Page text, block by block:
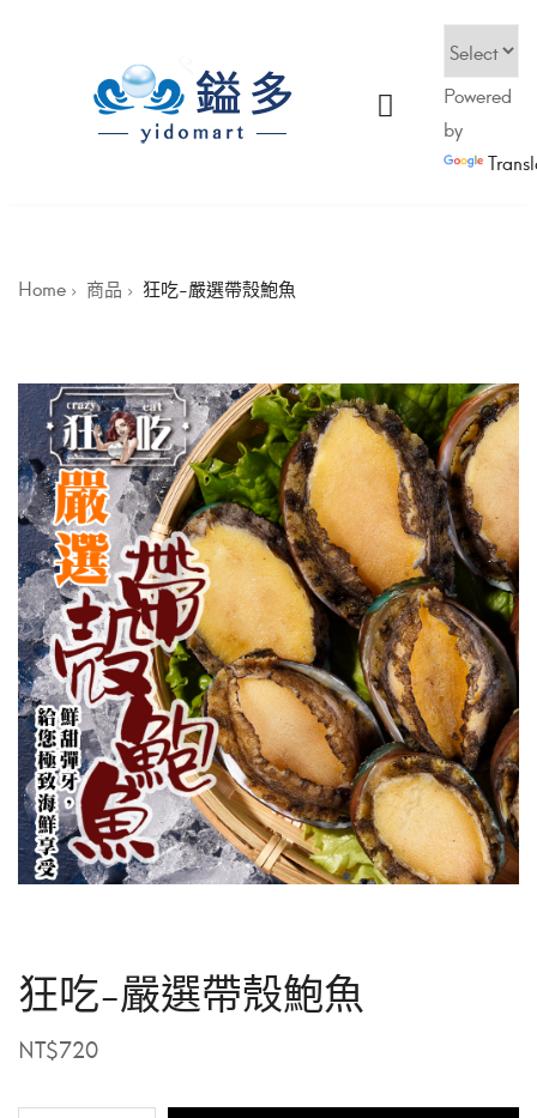
Powered
by
Home 商品 狂吃-嚴選帶殼鮑魚
狂吃-嚴選帶殼鮑魚
NT$720